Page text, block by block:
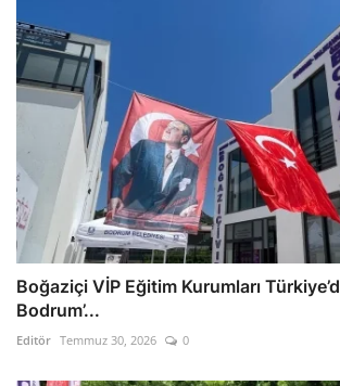
Boğaziçi VİP Eğitim Kurumları
Bodrum’...
Editör Temmuz 30, 2026 0